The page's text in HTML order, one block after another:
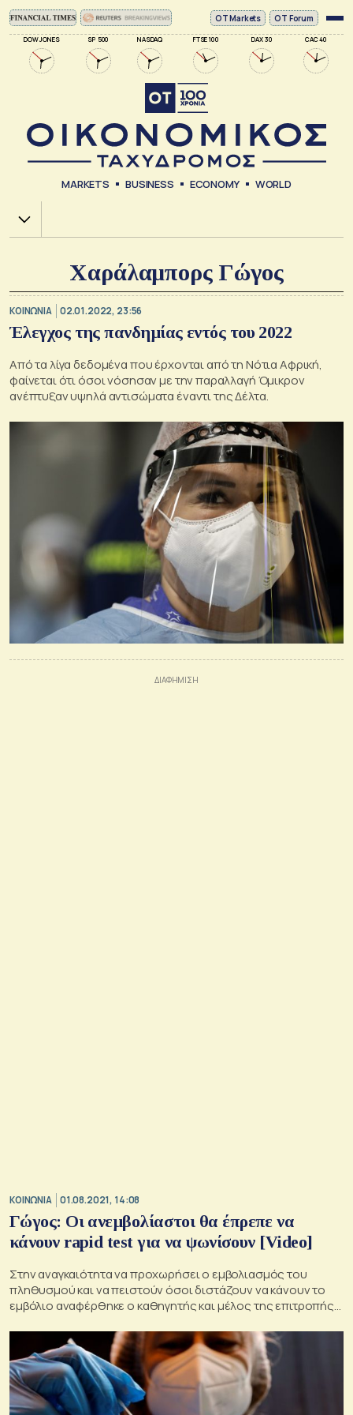
DOW JONES SP 500 NASDAQ FTSE 100 DAX 30 CAC 40
ΟΤ Markets OT Forum
MARKETS BUSINESS ECONOMY WORLD
Χ.Α.
Χαράλαμπορς Γώγος
ΚΟΙΝΩΝΙΑ 02.01.2022, 23:56
Έλεγχος της πανδημίας εντός του 2022
Από τα λίγα δεδομένα που έρχονται από τη Νότια Αφρική,
φαίνεται ότι όσοι νόσησαν με την παραλλαγή Όμικρον
ανέπτυξαν υψηλά αντισώματα έναντι της Δέλτα.
ΚΟΙΝΩΝΙΑ 01.08.2021, 14:08
Γώγος: Οι ανεμβολίαστοι θα έπρεπε να
κάνουν rapid test για να ψωνίσουν [Video]
Στην αναγκαιότητα να προχωρήσει ο εμβολιασμός του
πληθυσμού και να πειστούν όσοι διστάζουν να κάνουν το
εμβόλιο αναφέρθηκε ο καθηγητής και μέλος της επιτροπής